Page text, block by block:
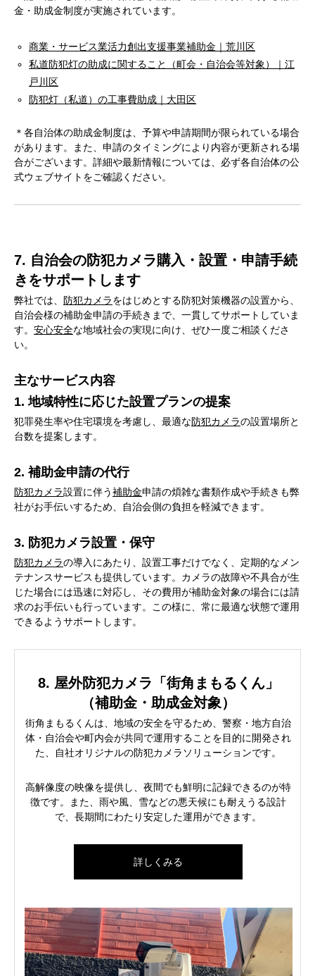
金・助成金制度が実施されています。
商業・サービス業活力創出支援事業補助金｜荒川区
私道防犯灯の助成に関すること（町会・自治会等対象）｜江
戸川区
防犯灯（私道）の工事費助成｜大田区
＊各自治体の助成金制度は、予算や申請期間が限られている場合
があります。また、申請のタイミングにより内容が更新される場
合がございます。詳細や最新情報については、必ず各自治体の公
式ウェブサイトをご確認ください。
7. 自治会の防犯カメラ購入・設置・申請手続
きをサポートします
弊社では、 防犯カメラをはじめとする防犯対策機器の設置から、
自治会様の補助金申請の手続きまで、一貫してサポートしていま
す。 安心安全な地域社会の実現に向け、ぜひ一度ご相談くださ
い。
主なサービス内容
1. 地域特性に応じた設置プランの提案
犯罪発生率や住宅環境を考慮し、最適な防犯カメラの設置場所と
台数を提案します。
2. 補助金申請の代行
防犯カメラ設置に伴う補助金申請の煩雑な書類作成や手続きも弊
社がお手伝いするため、自治会側の負担を軽減できます。
3. 防犯カメラ設置・保守
防犯カメラの導入にあたり、設置工事だけでなく、定期的なメン
テナンスサービスも提供しています。カメラの故障や不具合が生
じた場合には迅速に対応し、その費用が補助金対象の場合には請
求のお手伝いも行っています。この様に、常に最適な状態で運用
できるようサポートします。
8. 屋外防犯カメラ「街角まもるくん」
（補助金・助成金対象）
街角まもるくんは、地域の安全を守るため、警察・地方自治
体・自治会や町内会が共同で運用することを目的に開発され
た、自社オリジナルの防犯カメラソリューションです。
高解像度の映像を提供し、夜間でも鮮明に記録できるのが特
徴です。また、雨や風、雪などの悪天候にも耐えうる設計
で、長期間にわたり安定した運用ができます。
詳しくみる